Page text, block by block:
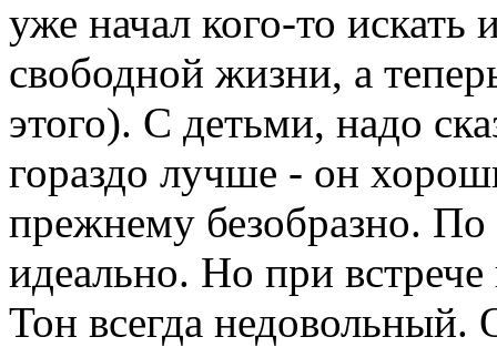
уже начал кого-то искать
свободной жизни, а
этого). С детьми, надо
гораздо лучше - он
прежнему безобразно.
идеально. Но при
Тон всегда недовольный.